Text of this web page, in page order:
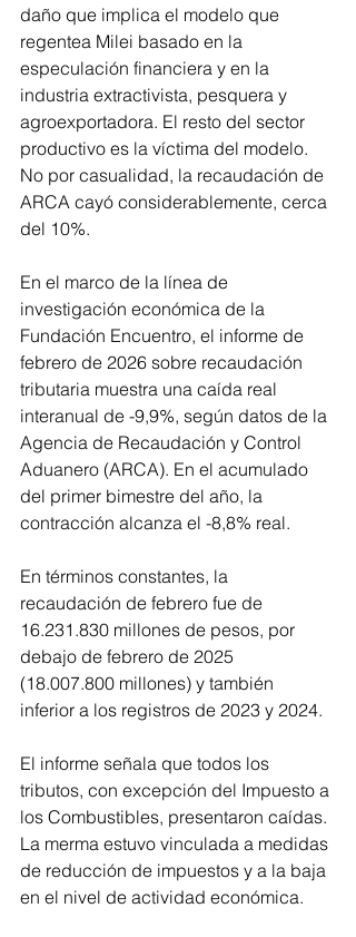
daño que implica el modelo que
regentea Milei basado en la
especulación financiera y en la
industria extractivista, pesquera y
agroexportadora. El resto del sector
productivo es la víctima del modelo.
No por casualidad, la recaudación de
ARCA cayó considerablemente, cerca
del 10%.
En el marco de la línea de
investigación económica de la
Fundación Encuentro, el informe de
febrero de 2026 sobre recaudación
tributaria muestra una caída real
interanual de -9,9%, según datos de la
Agencia de Recaudación y Control
Aduanero (ARCA). En el acumulado
del primer bimestre del año, la
contracción alcanza el -8,8% real.
En términos constantes, la
recaudación de febrero fue de
16.231.830 millones de pesos, por
debajo de febrero de 2025
(18.007.800 millones) y también
inferior a los registros de 2023 y 2024.
El informe señala que todos los
tributos, con excepción del Impuesto a
los Combustibles, presentaron caídas.
La merma estuvo vinculada a medidas
de reducción de impuestos y a la baja
en el nivel de actividad económica.